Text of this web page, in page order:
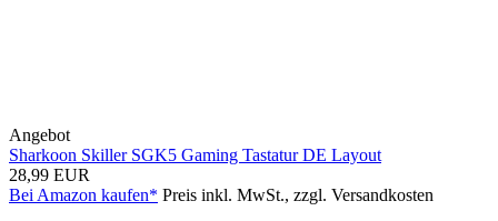
Angebot
Sharkoon Skiller SGK5 Gaming Tastatur DE Layout
28,99 EUR
Bei Amazon kaufen* Preis inkl. MwSt., zzgl. Versandkosten